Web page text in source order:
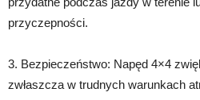
przyczepności.
3. Bezpieczeństwo: Napęd 4×4
zwłaszcza w trudnych warunkach